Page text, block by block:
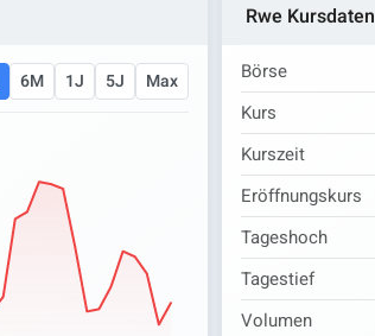
6M 1J 5J Max
Rwe Kursdaten
Börse
Kurs
Kurszeit
Eröffnungskurs
Tageshoch
Tagestief
Volumen